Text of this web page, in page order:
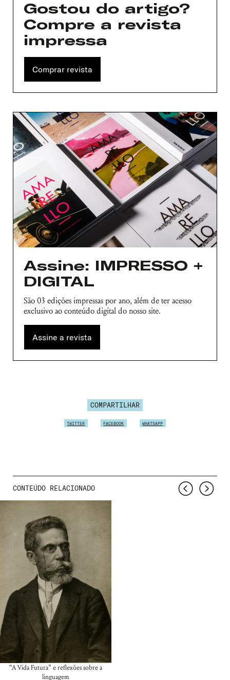
Gostou do artigo?
Compre a revista
impressa
Comprar revista
Assine: IMPRESSO +
DIGITAL
São 03 edições impressas por ano, além de ter acesso
exclusivo ao conteúdo digital do nosso site.
Assine a revista
COMPARTILHAR
TWITTER FACEBOOK WHATSAPP
CONTEÚDO RELACIONADO
“A Vida Futura” e reflexões sobre a
linguagem